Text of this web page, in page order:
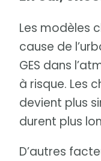
Les modèles
cause de
GES dans
à risque. Les
devient plus
durent plus
D’autres